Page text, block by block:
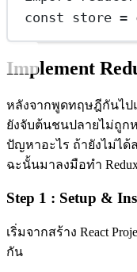
const store =
Implement
หลังจากพูดทฤษฎีกันไปแ
ยังจับต้นชนปลายไม่ถูก
ปัญหาอะไร ถ้ายังไม่ได้
ฉะนั้นมาลงมือทำ
Step 1 : Setup &
เริ่มจากสร้าง React
กัน